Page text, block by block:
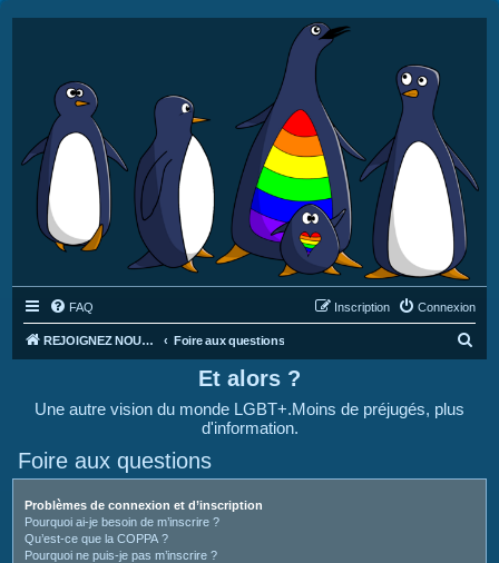
FAQ Connexion
Inscription
REJOIGNEZ NOUS SUR DISCORD : https://discord.gg/4C2Bvub Foire aux questions
Et alors ?
Une autre vision du monde LGBT+.Moins de préjugés, plus
d'information.
Foire aux questions
Problèmes de connexion et d’inscription
Pourquoi ai-je besoin de m’inscrire ?
Qu’est-ce que la COPPA ?
Pourquoi ne puis-je pas m’inscrire ?